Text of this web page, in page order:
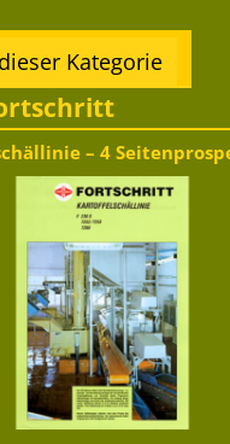
Kategorie
– 4